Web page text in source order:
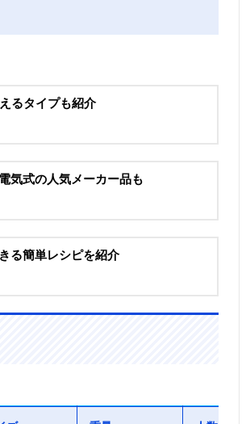
るタイプも紹介
気式の人気メーカー品も
る簡単レシピを紹介